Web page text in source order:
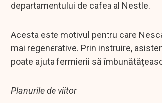
departamentului de cafea al Nestle.
Acesta este motivul pentru care
mai regenerative. Prin instruire,
poate ajuta fermierii să
Planurile de viitor